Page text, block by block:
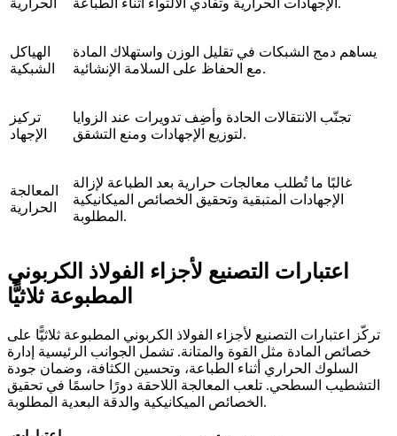
الهياكل
الشبكية
يساهم دمج الشبكات في تقليل الوزن واستهلاك المادة
مع الحفاظ على السلامة الإنشائية.
تركيز
الإجهاد
تجنّب الانتقالات الحادة وأضِف تدويرات عند الزوايا
لتوزيع الإجهادات ومنع التشقق.
المعالجة
الحرارية
غالبًا ما تُطلب معالجات حرارية بعد الطباعة لإزالة
الإجهادات المتبقية وتحقيق الخصائص الميكانيكية
المطلوبة.
اعتبارات التصنيع لأجزاء الفولاذ الكربوني
المطبوعة ثلاثيًّا
تركّز اعتبارات التصنيع لأجزاء الفولاذ الكربوني المطبوعة ثلاثيًّا على
خصائص المادة مثل القوة والمتانة. تشمل الجوانب الرئيسية إدارة
السلوك الحراري أثناء الطباعة، وتحسين الكثافة، وضمان جودة
التشطيب السطحي. تلعب المعالجة اللاحقة دورًا حاسمًا في تحقيق
الخصائص الميكانيكية والدقة البعدية المطلوبة.